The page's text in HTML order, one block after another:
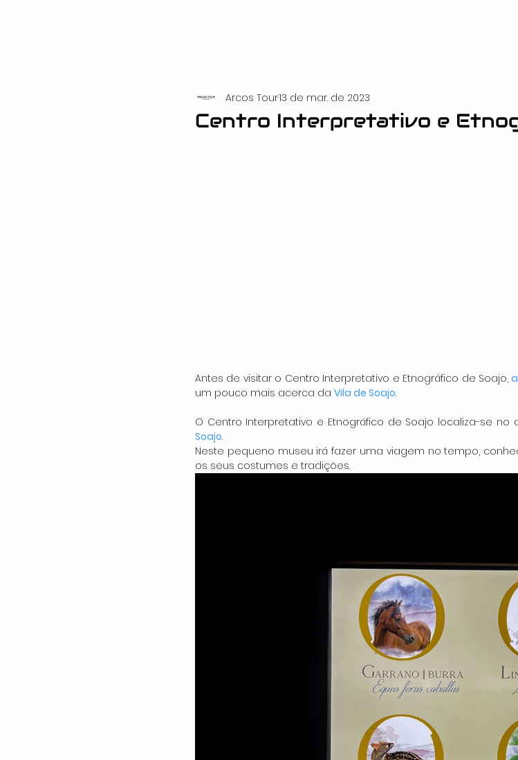
Centro Interpretativo e
Arcos Tour13 de mar. de 2023
Antes de visitar o Centro Interpretativo e Etnográfico de Soajo,
um pouco mais acerca da Vila de Soajo.
O Centro Interpretativo e Etnográfico de Soajo localiza-se
Soajo.
Neste pequeno museu irá fazer uma viagem no tempo,
os seus costumes e tradições.